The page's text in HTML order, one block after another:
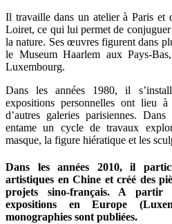
Il travaille dans un atelier à Paris et
Loiret, ce qui lui permet de
la nature. Ses œuvres figurent dans
le Museum Haarlem aux Pays-
Luxembourg.
Dans les années 1980, il
expositions personnelles ont lieu
d’autres galeries parisiennes.
entame un cycle de travaux
masque, la figure hiératique et les
Dans les années 2010, il
artistiques en Chine et créé des
projets sino-français. A
expositions en Europe
monographies sont publiées.